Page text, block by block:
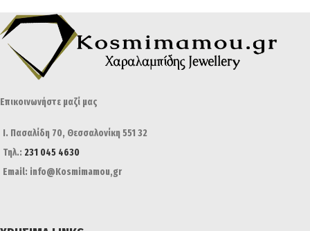
Επικοινωνήστε μαζί μας
Ι. Πασαλίδη 70, Θεσσαλονίκη 551 32
Τηλ.: 231 045 4630
Email: info@Kosmimamou,gr